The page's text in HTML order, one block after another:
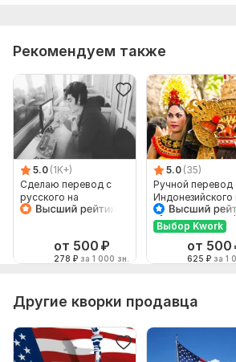
Рекомендуем также
5.0 (1K+)
Сделаю перевод с
русского на
английский и
от 500 ₽
278 ₽ за 1 000 зн.
5.0 (35)
Ручной перевод
Индонезийского
Русский и
Выбор Kwork
от 500
625 ₽ за 1
Другие кворки продавца